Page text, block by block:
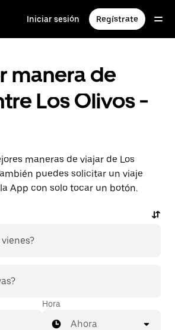
Iniciar sesión Regístrate
manera de
Los Olivos -
maneras de viajar de Los
puedes solicitar un viaje
App con solo tocar un botón.
Hora
Ahora